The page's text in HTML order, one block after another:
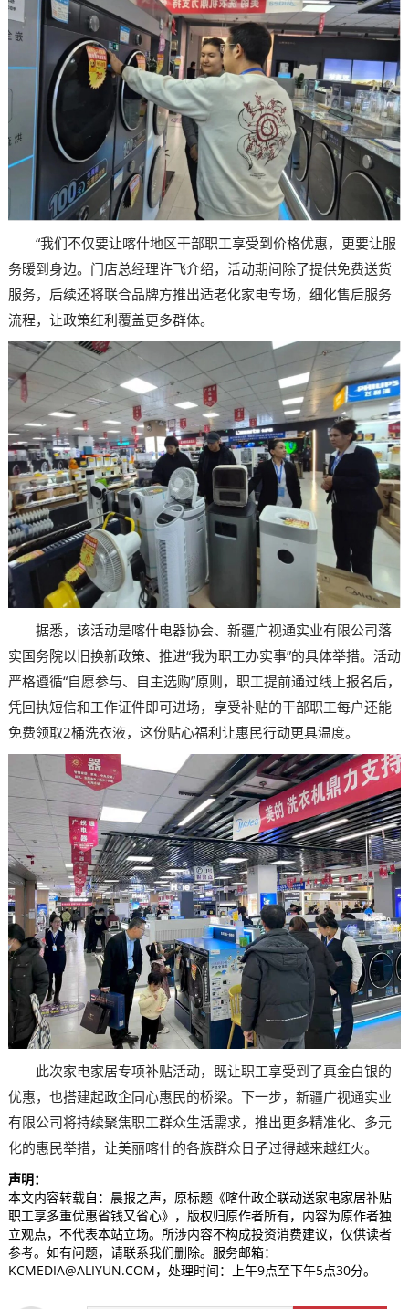
“我们不仅要让喀什地区干部职工享受到价格优惠，更要让服
务暖到身边。门店总经理许飞介绍，活动期间除了提供免费送货
服务，后续还将联合品牌方推出适老化家电专场，细化售后服务
流程，让政策红利覆盖更多群体。
据悉，该活动是喀什电器协会、新疆广视通实业有限公司落
实国务院以旧换新政策、推进“我为职工办实事”的具体举措。活动
严格遵循“自愿参与、自主选购”原则，职工提前通过线上报名后，
凭回执短信和工作证件即可进场，享受补贴的干部职工每户还能
免费领取2桶洗衣液，这份贴心福利让惠民行动更具温度。
此次家电家居专项补贴活动，既让职工享受到了真金白银的
优惠，也搭建起政企同心惠民的桥梁。下一步，新疆广视通实业
有限公司将持续聚焦职工群众生活需求，推出更多精准化、多元
化的惠民举措，让美丽喀什的各族群众日子过得越来越红火。
声明：
本文内容转载自：晨报之声，原标题《喀什政企联动送家电家居补贴
职工享多重优惠省钱又省心》，版权归原作者所有，内容为原作者独
立观点，不代表本站立场。所涉内容不构成投资消费建议，仅供读者
参考。如有问题，请联系我们删除。服务邮箱：
KCMEDIA@ALIYUN.COM，处理时间：上午9点至下午5点30分。